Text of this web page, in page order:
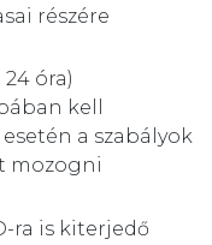
részére
óra)
kell
a szabályok
mozogni
ra is kiterjedő